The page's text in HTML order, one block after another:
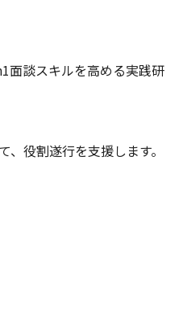
面談スキルを高める実践研
役割遂行を支援します。